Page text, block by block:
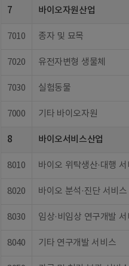
7 바이오자원산업
7010 종자 및 묘목
7020 유전자변형 생물체
7030 실험동물
7000 기타 바이오자원
8 바이오서비스산업
8010 바이오 위탁생산·대행 서
8020 바이오 분석·진단 서비스
8030 임상·비임상 연구개발 서
8040 기타 연구개발 서비스